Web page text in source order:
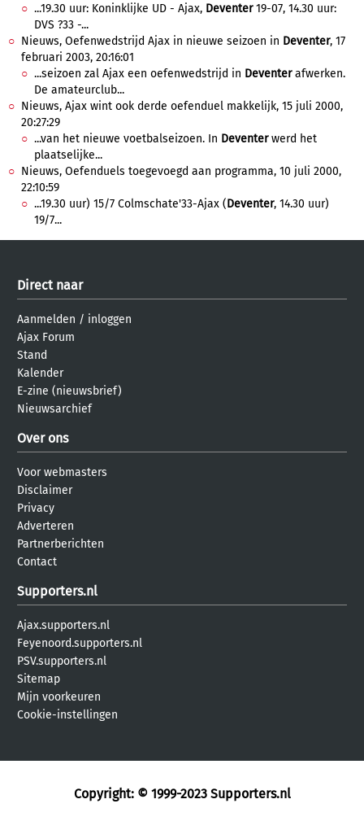
...19.30 uur: Koninklijke UD - Ajax, Deventer19-07, 14.30 uur:
DVS ?33 -...
Nieuws, Oefenwedstrijd Ajax in nieuwe seizoen in Deventer, 17
februari 2003, 20:16:01
...seizoen zal Ajax een oefenwedstrijd in Deventerafwerken.
De amateurclub...
Nieuws, Ajax wint ook derde oefenduel makkelijk, 15 juli 2000,
20:27:29
...van het nieuwe voetbalseizoen. In Deventerwerd het
plaatselijke...
Nieuws, Oefenduels toegevoegd aan programma, 10 juli 2000,
22:10:59
...19.30 uur) 15/7 Colmschate'33-Ajax (Deventer, 14.30 uur)
19/7...
Direct naar
Aanmelden / inloggen
Ajax Forum
Stand
Kalender
E-zine (nieuwsbrief)
Nieuwsarchief
Over ons
Voor webmasters
Disclaimer
Privacy
Adverteren
Partnerberichten
Contact
Supporters.nl
Ajax.supporters.nl
Feyenoord.supporters.nl
PSV.supporters.nl
Sitemap
Mijn voorkeuren
Cookie-instellingen
Copyright: © 1999-2023 Supporters.nl